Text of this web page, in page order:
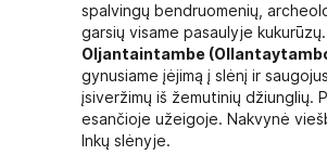
spalvingų bendruomenių,
garsių visame pasaulyje
Oljantaintambe
gynusiame įėjimą į slėnį ir
įsiveržimų iš žemutinių džiunglių.
esančioje užeigoje. Nakvynė
Inkų slėnyje.